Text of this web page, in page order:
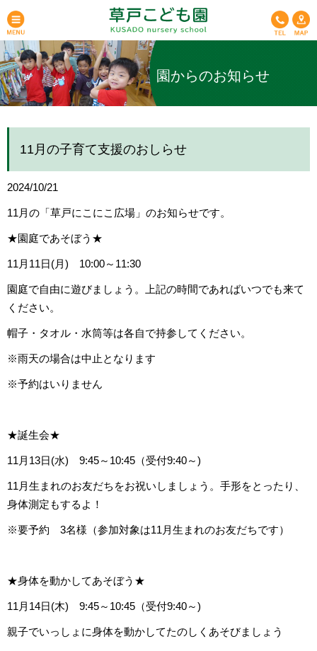
園からのお知らせ
11月の子育て支援のおしらせ
2024/10/21
11月の「草戸にこにこ広場」のお知らせです。
★園庭であそぼう★
11月11日(月) 10:00～11:30
園庭で自由に遊びましょう。上記の時間であればいつでも来て
ください。
帽子・タオル・水筒等は各自で持参してください。
※雨天の場合は中止となります
※予約はいりません
★誕生会★
11月13日(水) 9:45～10:45（受付9:40～)
11月生まれのお友だちをお祝いしましょう。手形をとったり、
身体測定もするよ！
※要予約 3名様（参加対象は11月生まれのお友だちです）
★身体を動かしてあそぼう★
11月14日(木) 9:45～10:45（受付9:40～)
親子でいっしょに身体を動かしてたのしくあそびましょう